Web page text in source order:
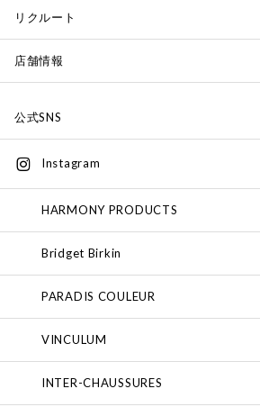
リクルート
店舗情報
公式SNS
Instagram
HARMONY PRODUCTS
Bridget Birkin
PARADIS COULEUR
VINCULUM
INTER-CHAUSSURES